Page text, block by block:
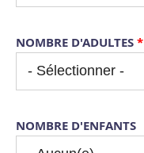
NOMBRE D'ADULTES*
NOMBRE D'ENFANTS